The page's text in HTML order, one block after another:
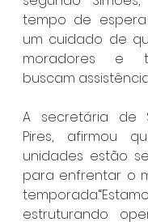
tempo de
um cuidado de
moradores e
buscam
A secretária de
Pires, afirmou
unidades estão
para enfrentar o
estruturando